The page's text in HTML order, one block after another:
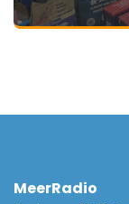
MeerRadio